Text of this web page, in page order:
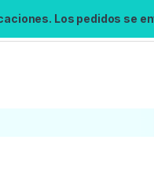
Los pedidos se